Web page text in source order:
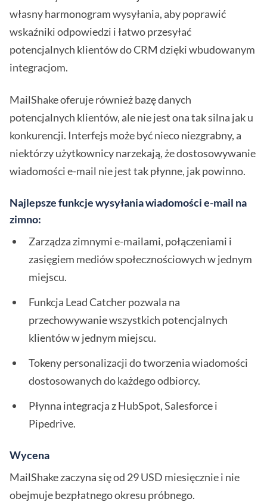
własny harmonogram wysyłania, aby poprawić
wskaźniki odpowiedzi i łatwo przesyłać
potencjalnych klientów do CRM dzięki wbudowanym
integracjom.
MailShake oferuje również bazę danych
potencjalnych klientów, ale nie jest ona tak silna jak u
konkurencji. Interfejs może być nieco niezgrabny, a
niektórzy użytkownicy narzekają, że dostosowywanie
wiadomości e-mail nie jest tak płynne, jak powinno.
Najlepsze funkcje wysyłania wiadomości e-mail na
zimno:
Zarządza zimnymi e-mailami, połączeniami i
zasięgiem mediów społecznościowych w jednym
miejscu.
Funkcja Lead Catcher pozwala na
przechowywanie wszystkich potencjalnych
klientów w jednym miejscu.
Tokeny personalizacji do tworzenia wiadomości
dostosowanych do każdego odbiorcy.
Płynna integracja z HubSpot, Salesforce i
Pipedrive.
Wycena
MailShake zaczyna się od 29 USD miesięcznie i nie
obejmuje bezpłatnego okresu próbnego.